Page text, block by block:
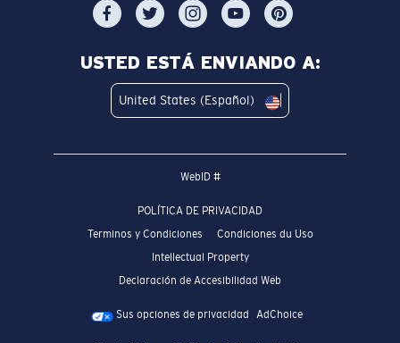
USTED ESTÁ ENVIANDO A:
United States (Español)
WebID #
POLÍTICA DE PRIVACIDAD
Terminos y Condiciones
Condiciones du Uso
Intellectual Property
Declaración de Accesibilidad Web
Sus opciones de privacidad AdChoice